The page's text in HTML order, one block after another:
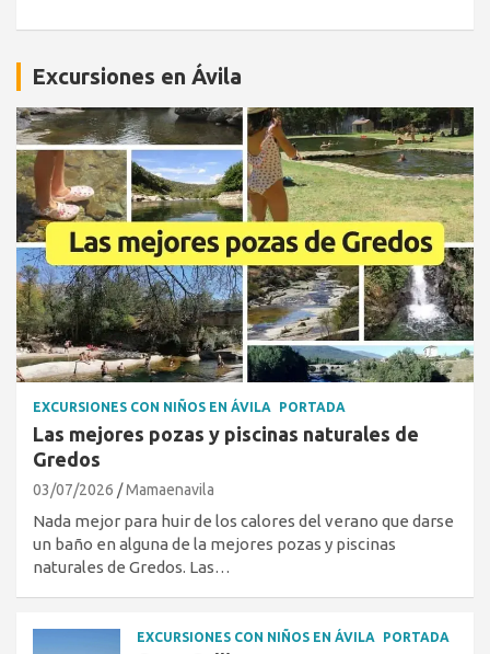
Excursiones en Ávila
EXCURSIONES CON NIÑOS EN ÁVILA PORTADA
Las mejores pozas y piscinas naturales de
Gredos
03/07/2026 Mamaenavila
Nada mejor para huir de los calores del verano que darse
un baño en alguna de la mejores pozas y piscinas
naturales de Gredos. Las…
EXCURSIONES CON NIÑOS EN ÁVILA PORTADA